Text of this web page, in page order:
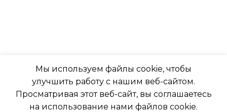
ДИАМЕТР ТРУБ (ЖИДКОСТЬ)
РАБОТАЕТ С АЛИСОЙ
Мы используем файлы cookie, чтобы
улучшить работу с нашим веб-сайтом.
Просматривая этот веб-сайт, вы соглашаетесь
на использование нами файлов cookie.